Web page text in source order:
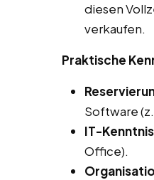
diesen
verkaufen.
Praktische
Software
IT-
Office).